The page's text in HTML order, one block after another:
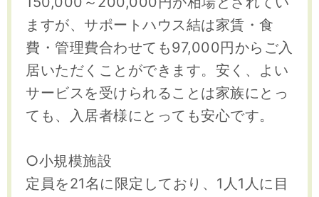
ますが、サポートハウス結は家賃・食
費・管理費合わせても97,000円からご入
居いただくことができます。安く、よい
サービスを受けられることは家族にとっ
ても、入居者様にとっても安心です。
○小規模施設
定員を21名に限定しており、1人1人に目